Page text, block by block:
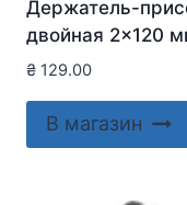
Держатель-
двойная 2×120
₴ 129.00
В магазин